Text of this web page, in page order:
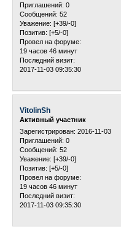
Приглашений: 0
Сообщений: 52
Уважение: [+39/-0]
Позитив: [+5/-0]
Провел на форуме:
19 часов 46 минут
Последний визит:
2017-11-03 09:35:30
VitolinSh
Активный участник
Зарегистрирован: 2016-11-03
Приглашений: 0
Сообщений: 52
Уважение: [+39/-0]
Позитив: [+5/-0]
Провел на форуме:
19 часов 46 минут
Последний визит:
2017-11-03 09:35:30